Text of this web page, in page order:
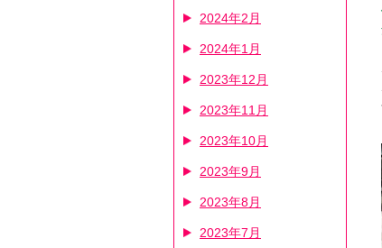
2024年2月
2024年1月
2023年12月
2023年11月
2023年10月
2023年9月
2023年8月
2023年7月